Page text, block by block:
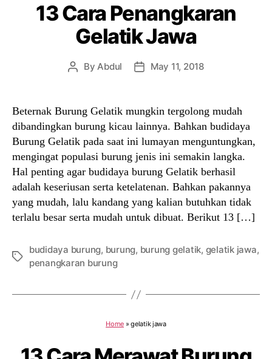
13 Cara Penangkaran
Gelatik Jawa
PostByAbdul
PostMay 11, 2018
Beternak Burung Gelatik mungkin tergolong mudah
dibandingkan burung kicau lainnya. Bahkan budidaya
Burung Gelatik pada saat ini lumayan menguntungkan,
mengingat populasi burung jenis ini semakin langka.
Hal penting agar budidaya burung Gelatik berhasil
adalah keseriusan serta ketelatenan. Bahkan pakannya
yang mudah, lalu kandang yang kalian butuhkan tidak
terlalu besar serta mudah untuk dibuat. Berikut 13 […]
Tags
budidaya burung, burung, burung gelatik, gelatik jawa,
penangkaran burung
Home»gelatik jawa